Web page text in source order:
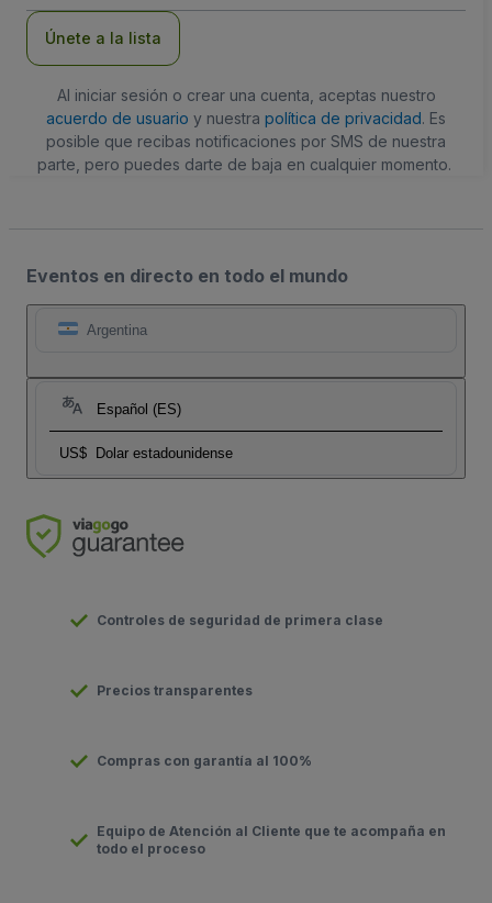
Únete a la lista
Al iniciar sesión o crear una cuenta, aceptas nuestro
acuerdo de usuario y nuestra política de privacidad. Es
posible que recibas notificaciones por SMS de nuestra
parte, pero puedes darte de baja en cualquier momento.
Eventos en directo en todo el mundo
Argentina
Español (ES)
US$ Dolar estadounidense
Controles de seguridad de primera clase
Precios transparentes
Compras con garantía al 100%
Equipo de Atención al Cliente que te acompaña en
todo el proceso